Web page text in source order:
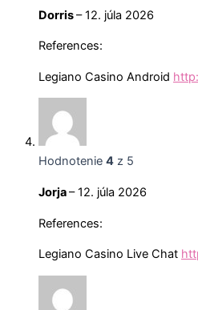
Dorris– 12. júla 2026
References:
Legiano Casino Android
Hodnotenie 4 z 5
Jorja– 12. júla 2026
References:
Legiano Casino Live Chat